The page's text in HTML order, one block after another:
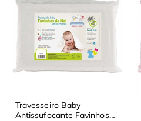
Travesseiro Baby
Antissufocante Favinhos